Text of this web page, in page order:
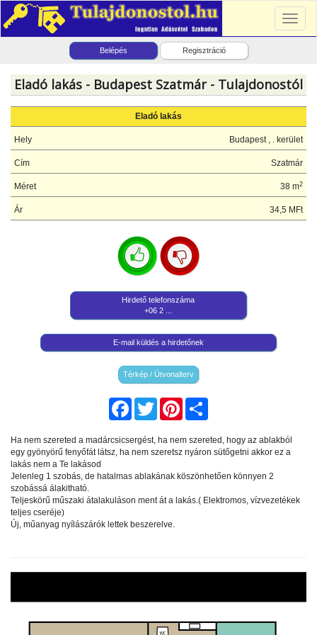
Belépés Regisztráció
Eladó lakás - Budapest Szatmár - Tulajdonostól
Eladó lakás
Hely Budapest , . kerület
Cím Szatmár
Méret 38 m2
Ár 34,5 MFt
Hirdető telefonszáma
+06 2 ...
E-mail küldés a hirdetőnek
Térkép / Útvonalterv
FacebookTwitter Pinterest
Ha nem szereted a madárcsicsergést, ha nem szereted, hogy az ablakból
egy gyönyörű fenyőfát látsz, ha nem szeretsz nyáron sütőgetni akkor ez a
lakás nem a Te lakásod
Jelenleg 1 szobás, de hatalmas ablakának köszönhetően könnyen 2
szobássá álakitható.
Teljeskörű műszaki átalakuláson ment át a lakás.( Elektromos, vízvezetékek
teljes cseréje)
Új, műanyag nyílászárók lettek beszerelve.